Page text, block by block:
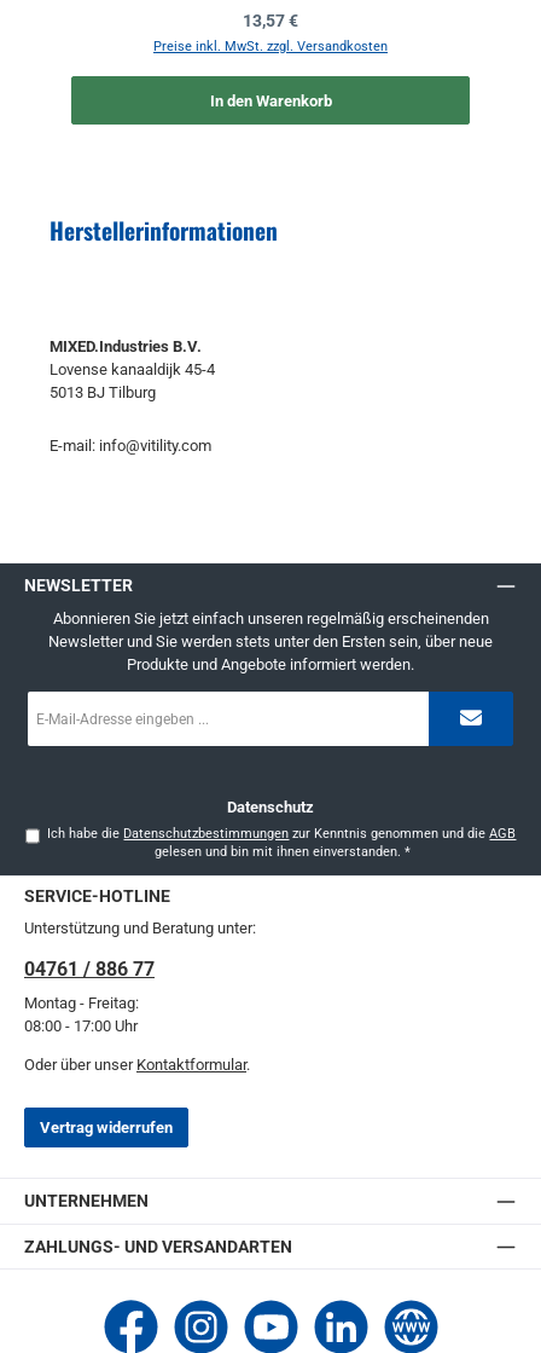
Regulärer Preis:
13,57 €
Preise inkl. MwSt. zzgl. Versandkosten
In den Warenkorb
Herstellerinformationen
MIXED.Industries B.V.
Lovense kanaaldijk 45-4
5013 BJ Tilburg
E-mail: info@vitility.com
NEWSLETTER
Abonnieren Sie jetzt einfach unseren regelmäßig erscheinenden
Newsletter und Sie werden stets unter den Ersten sein, über neue
Produkte und Angebote informiert werden.
Mail-
Datenschutz
Ich habe die Datenschutzbestimmungen zur Kenntnis genommen und dieAGB
gelesen und bin mit ihnen einverstanden. *
SERVICE-HOTLINE
Unterstützung und Beratung unter:
04761 / 886 77
Montag - Freitag:
08:00 - 17:00 Uhr
Oder über unser Kontaktformular.
Vertrag widerrufen
UNTERNEHMEN
ZAHLUNGS- UND VERSANDARTEN
Thomashilfen bei Facebook
Thomashilfen bei Instagram
Thomashilfen bei YouTube
Thomashilfen bei LinkedIn
Zur Website von